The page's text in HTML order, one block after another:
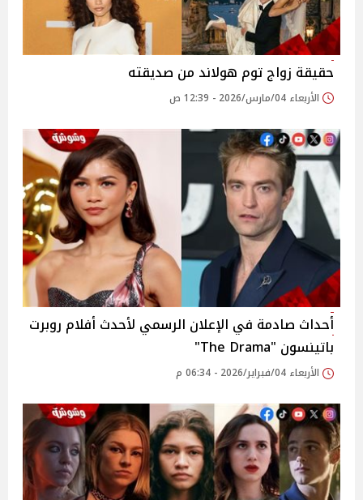
حقيقة زواج توم هولاند من صديقته
الأربعاء 04/مارس/2026 - 12:39 ص
أحداث صادمة في الإعلان الرسمي لأحدث أفلام روبرت
باتينسون "The Drama"
الأربعاء 04/فبراير/2026 - 06:34 م